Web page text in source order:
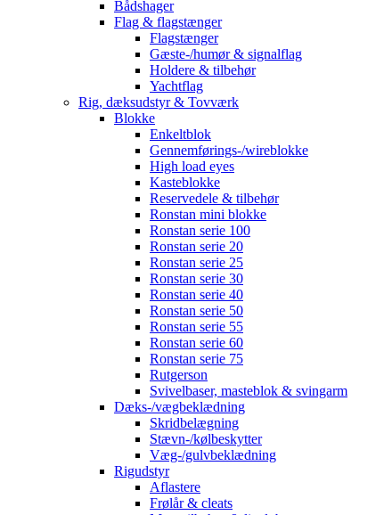
Bådshager
Flag & flagstænger
Flagstænger
Gæste-/humør & signalflag
Holdere & tilbehør
Yachtflag
Rig, dæksudstyr & Tovværk
Blokke
Enkeltblok
Gennemførings-/wireblokke
High load eyes
Kasteblokke
Reservedele & tilbehør
Ronstan mini blokke
Ronstan serie 100
Ronstan serie 20
Ronstan serie 25
Ronstan serie 30
Ronstan serie 40
Ronstan serie 50
Ronstan serie 55
Ronstan serie 60
Ronstan serie 75
Rutgerson
Svivelbaser, masteblok & svingarm
Dæks-/vægbeklædning
Skridbelægning
Stævn-/kølbeskytter
Væg-/gulvbeklædning
Rigudstyr
Aflastere
Frølår & cleats